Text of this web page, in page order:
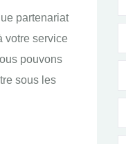
partenariat
votre service
pouvons
sous les